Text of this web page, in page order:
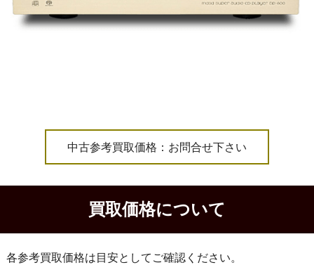
中古参考買取価格：お問合せ下さい
買取価格について
各参考買取価格は目安としてご確認ください。